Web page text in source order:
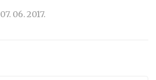
07. 06. 2017.